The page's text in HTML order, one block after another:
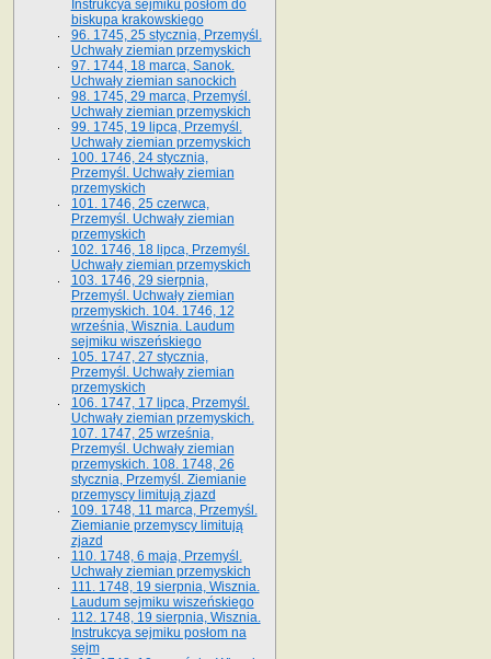
Instrukcya sejmiku posłom do
biskupa krakowskiego
96. 1745, 25 stycznia, Przemyśl.
Uchwały ziemian przemyskich
97. 1744, 18 marca, Sanok.
Uchwały ziemian sanockich
98. 1745, 29 marca, Przemyśl.
Uchwały ziemian przemyskich
99. 1745, 19 lipca, Przemyśl.
Uchwały ziemian przemyskich
100. 1746, 24 stycznia,
Przemyśl. Uchwały ziemian
przemyskich
101. 1746, 25 czerwca,
Przemyśl. Uchwały ziemian
przemyskich
102. 1746, 18 lipca, Przemyśl.
Uchwały ziemian przemyskich
103. 1746, 29 sierpnia,
Przemyśl. Uchwały ziemian
przemyskich. 104. 1746, 12
września, Wisznia. Laudum
sejmiku wiszeńskiego
105. 1747, 27 stycznia,
Przemyśl. Uchwały ziemian
przemyskich
106. 1747, 17 lipca, Przemyśl.
Uchwały ziemian przemyskich.
107. 1747, 25 września,
Przemyśl. Uchwały ziemian
przemyskich. 108. 1748, 26
stycznia, Przemyśl. Ziemianie
przemyscy limitują zjazd
109. 1748, 11 marca, Przemyśl.
Ziemianie przemyscy limitują
zjazd
110. 1748, 6 maja, Przemyśl.
Uchwały ziemian przemyskich
111. 1748, 19 sierpnia, Wisznia.
Laudum sejmiku wiszeńskiego
112. 1748, 19 sierpnia, Wisznia.
Instrukcya sejmiku posłom na
sejm